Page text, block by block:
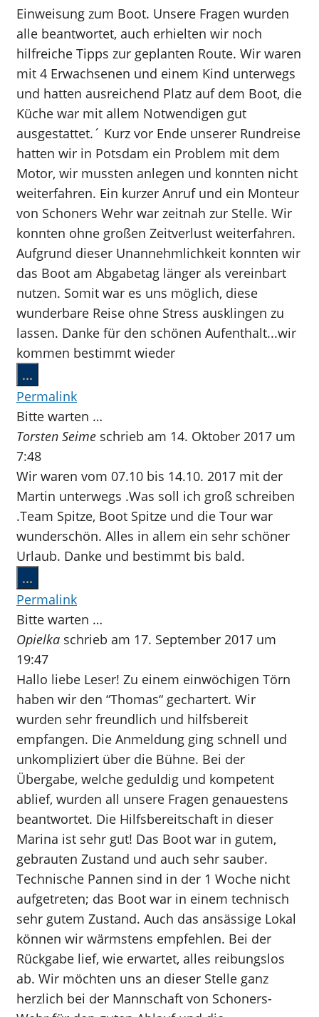
Einweisung zum Boot. Unsere Fragen wurden
alle beantwortet, auch erhielten wir noch
hilfreiche Tipps zur geplanten Route. Wir waren
mit 4 Erwachsenen und einem Kind unterwegs
und hatten ausreichend Platz auf dem Boot, die
Küche war mit allem Notwendigen gut
ausgestattet.´ Kurz vor Ende unserer Rundreise
hatten wir in Potsdam ein Problem mit dem
Motor, wir mussten anlegen und konnten nicht
weiterfahren. Ein kurzer Anruf und ein Monteur
von Schoners Wehr war zeitnah zur Stelle. Wir
konnten ohne großen Zeitverlust weiterfahren.
Aufgrund dieser Unannehmlichkeit konnten wir
das Boot am Abgabetag länger als vereinbart
nutzen. Somit war es uns möglich, diese
wunderbare Reise ohne Stress ausklingen zu
lassen. Danke für den schönen Aufenthalt...wir
kommen bestimmt wieder
...
Metabox
ein-/ausblenden.
Permalink
Bitte warten …
Torsten Seime schrieb am 14. Oktober 2017 um
7:48
Wir waren vom 07.10 bis 14.10. 2017 mit der
Martin unterwegs .Was soll ich groß schreiben
.Team Spitze, Boot Spitze und die Tour war
wunderschön. Alles in allem ein sehr schöner
Urlaub. Danke und bestimmt bis bald.
...
Metabox
ein-/ausblenden.
Permalink
Bitte warten …
Opielka schrieb am 17. September 2017 um
19:47
Hallo liebe Leser! Zu einem einwöchigen Törn
haben wir den “Thomas“ gechartert. Wir
wurden sehr freundlich und hilfsbereit
empfangen. Die Anmeldung ging schnell und
unkompliziert über die Bühne. Bei der
Übergabe, welche geduldig und kompetent
ablief, wurden all unsere Fragen genauestens
beantwortet. Die Hilfsbereitschaft in dieser
Marina ist sehr gut! Das Boot war in gutem,
gebrauten Zustand und auch sehr sauber.
Technische Pannen sind in der 1 Woche nicht
aufgetreten; das Boot war in einem technisch
sehr gutem Zustand. Auch das ansässige Lokal
können wir wärmstens empfehlen. Bei der
Rückgabe lief, wie erwartet, alles reibungslos
ab. Wir möchten uns an dieser Stelle ganz
herzlich bei der Mannschaft von Schoners-